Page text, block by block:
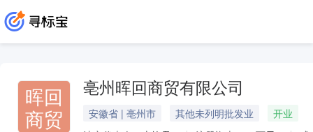
晖回
商贸
亳州晖回商贸有限公司
安徽省 | 亳州市 其他未列明批发业
开业